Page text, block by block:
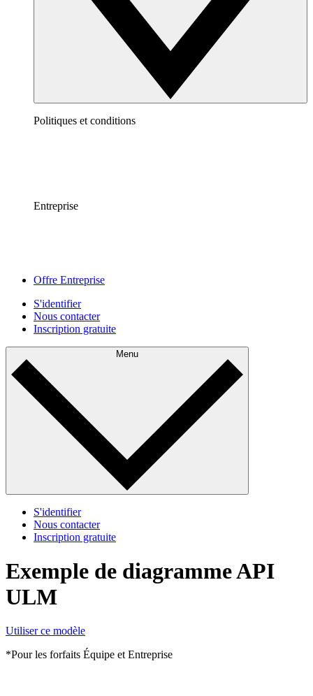
Politiques et conditions
Entreprise
Offre Entreprise
S'identifier
Nous contacter
Inscription gratuite
Menu
S'identifier
Nous contacter
Inscription gratuite
Exemple de diagramme API
ULM
Utiliser ce modèle
*Pour les forfaits Équipe et Entreprise